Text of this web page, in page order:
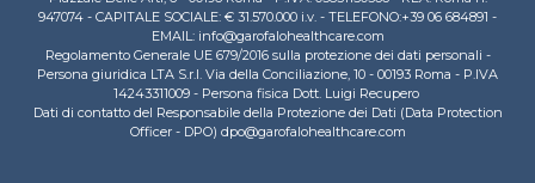
947074 - CAPITALE SOCIALE: € 31.570.000 i.v. - TELEFONO:+39 06 684891 -
EMAIL: info@garofalohealthcare.com
Regolamento Generale UE 679/2016 sulla protezione dei dati personali -
Persona giuridica LTA S.r.l. Via della Conciliazione, 10 - 00193 Roma - P.IVA
14243311009 - Persona fisica Dott. Luigi Recupero
Dati di contatto del Responsabile della Protezione dei Dati (Data Protection
Officer - DPO) dpo@garofalohealthcare.com